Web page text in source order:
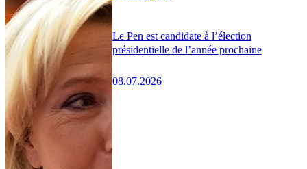
Le Pen est candidate à l’élection
présidentielle de l’année prochaine
08.07.2026